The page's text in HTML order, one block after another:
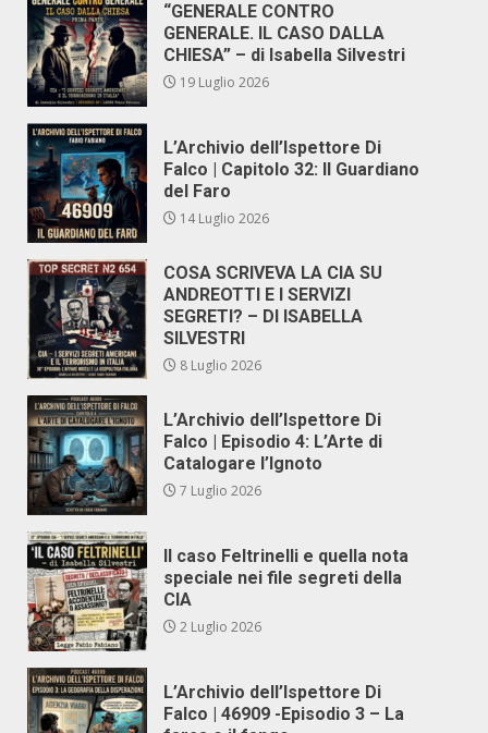
“GENERALE CONTRO
GENERALE. IL CASO DALLA
CHIESA” – di Isabella Silvestri
19 Luglio 2026
L’Archivio dell’Ispettore Di
Falco | Capitolo 32: Il Guardiano
del Faro
14 Luglio 2026
COSA SCRIVEVA LA CIA SU
ANDREOTTI E I SERVIZI
SEGRETI? – DI ISABELLA
SILVESTRI
8 Luglio 2026
L’Archivio dell’Ispettore Di
Falco | Episodio 4: L’Arte di
Catalogare l’Ignoto
7 Luglio 2026
Il caso Feltrinelli e quella nota
speciale nei file segreti della
CIA
2 Luglio 2026
L’Archivio dell’Ispettore Di
Falco | 46909 -Episodio 3 – La